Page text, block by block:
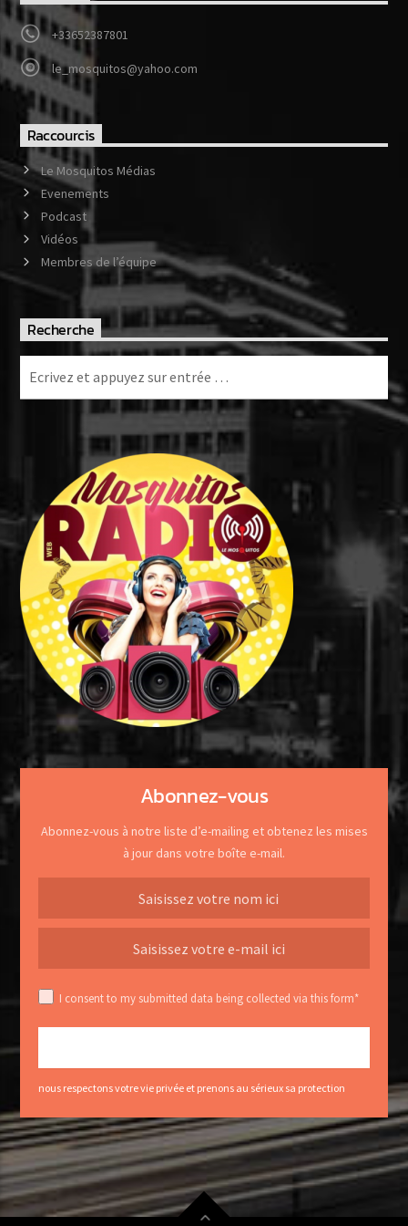
Web-Radio-Années 80
Web-Radio-Latino
+33652387801
le_mosquitos@yahoo.com
Raccourcis
Le Mosquitos Médias
Evenements
Podcast
Vidéos
Membres de l’équipe
Recherche
Abonnez-vous
Abonnez-vous à notre liste d’e-mailing et obtenez les mises
à jour dans votre boîte e-mail.
I consent to my submitted data being collected via this form*
nous respectons votre vie privée et prenons au sérieux sa protection